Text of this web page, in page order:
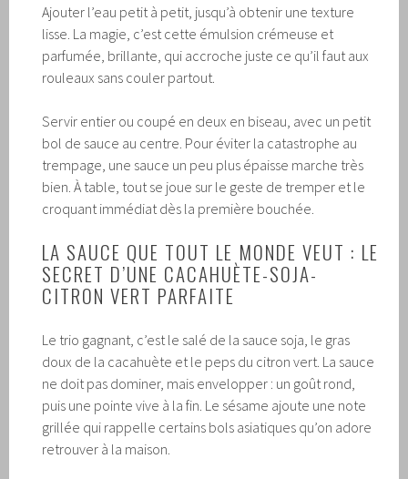
Ajouter l’eau petit à petit, jusqu’à obtenir une texture
lisse. La magie, c’est cette émulsion crémeuse et
parfumée, brillante, qui accroche juste ce qu’il faut aux
rouleaux sans couler partout.
Servir entier ou coupé en deux en biseau, avec un petit
bol de sauce au centre. Pour éviter la catastrophe au
trempage, une sauce un peu plus épaisse marche très
bien. À table, tout se joue sur le geste de tremper et le
croquant immédiat dès la première bouchée.
LA SAUCE QUE TOUT LE MONDE VEUT : LE
SECRET D’UNE CACAHUÈTE-SOJA-
CITRON VERT PARFAITE
Le trio gagnant, c’est le salé de la sauce soja, le gras
doux de la cacahuète et le peps du citron vert. La sauce
ne doit pas dominer, mais envelopper : un goût rond,
puis une pointe vive à la fin. Le sésame ajoute une note
grillée qui rappelle certains bols asiatiques qu’on adore
retrouver à la maison.